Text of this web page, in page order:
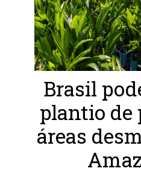
Brasil
plantio de
áreas